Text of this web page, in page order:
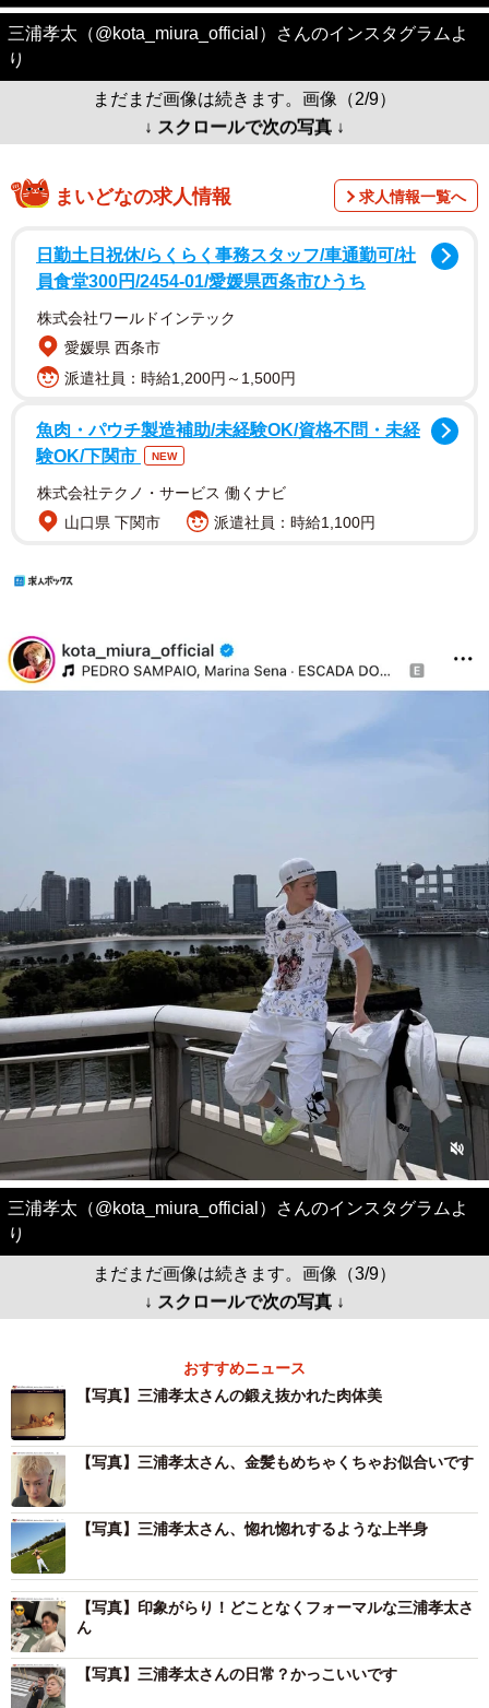
三浦孝太（@kota_miura_official）さんのインスタグラムよ
り
まだまだ画像は続きます。画像（2/9）
↓ スクロールで次の写真 ↓
まいどなの求人情報 求人情報一覧へ
日勤土日祝休/らくらく事務スタッフ/車通勤可/社
員食堂300円/2454-01/愛媛県西条市ひうち
株式会社ワールドインテック
愛媛県 西条市
派遣社員：時給1,200円～1,500円
魚肉・パウチ製造補助/未経験OK/資格不問・未経
験OK/下関市
NEW
株式会社テクノ・サービス 働くナビ
山口県 下関市
派遣社員：時給1,100円
三浦孝太（@kota_miura_official）さんのインスタグラムよ
り
まだまだ画像は続きます。画像（3/9）
↓ スクロールで次の写真 ↓
おすすめニュース
【写真】三浦孝太さんの鍛え抜かれた肉体美
【写真】三浦孝太さん、金髪もめちゃくちゃお似合いです
【写真】三浦孝太さん、惚れ惚れするような上半身
【写真】印象がらり！どことなくフォーマルな三浦孝太さ
ん
【写真】三浦孝太さんの日常？かっこいいです